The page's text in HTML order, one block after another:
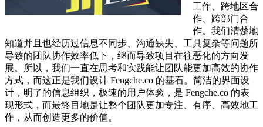
工作、跨地区合
作、跨部门合
作。我们清楚地
知道并且也经历过信息不同步、沟通缺失、工具复杂等问题所
导致的团队协作效率低下，继而导致项目在往恶化的方向发
展。所以，我们一直在思考和实践能让团队能更加高效的协作
方式，而这正是我们设计 Fengche.co 的基石。简洁的界面设
计，明了的信息组织，极速的用户体验，是 Fengche.co 的表
现形式，而最终目地是让整个团队更加专注、有序、高效地工
作，从而创造更多的价值。